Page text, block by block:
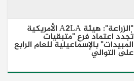
"الزراعة": هيئة A2LA الأمريكية
تُجدد اعتماد فرع "متبقيات
المبيدات" بالإسماعيلية للعام الرابع
على التوالي